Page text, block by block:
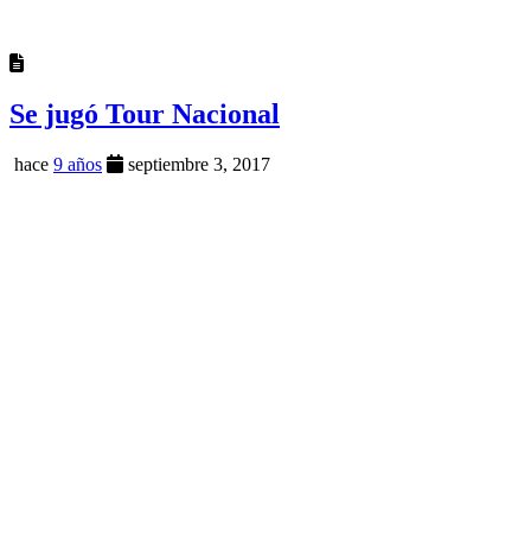
Se jugó Tour Nacional
hace 9 años septiembre 3, 2017